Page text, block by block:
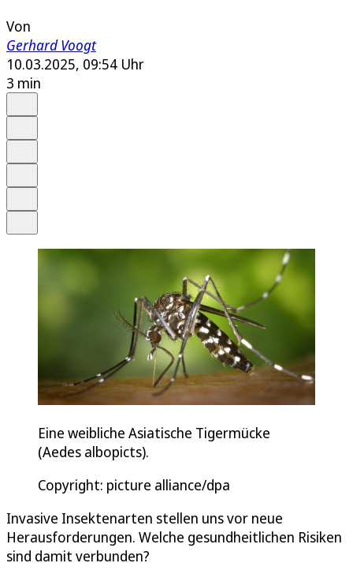
Von
Gerhard Voogt
10.03.2025, 09:54 Uhr
3 min
Eine weibliche Asiatische Tigermücke
(Aedes albopicts).
Copyright: picture alliance/dpa
Invasive Insektenarten stellen uns vor neue
Herausforderungen. Welche gesundheitlichen Risiken
sind damit verbunden?